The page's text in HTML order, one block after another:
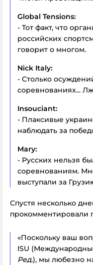
Global Tensions:
- Тот факт, что
российских
говорит о многом.
Nick Italy:
- Столько
соревнованиях...
Insouciant:
- Плаксивые
наблюдать за
Mary:
- Русских нельзя
соревнованиям.
выступали за
Спустя несколько
прокомментировали
«Поскольку ваш
ISU
Ред.), мы любезно